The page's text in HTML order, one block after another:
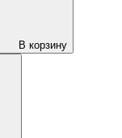
В корзину